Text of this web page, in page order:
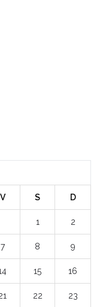
V S D
1 2
7 8 9
15 16
22 23